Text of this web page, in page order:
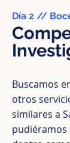
Día 2 //
Buscamos
otros
similares a